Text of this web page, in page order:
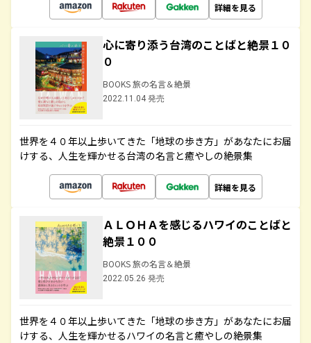
詳細を見る
心に寄り添う台湾のことばと絶景１０
０
BOOKS 旅の名言＆絶景
2022.11.04 発売
世界を４０年以上歩いてきた「地球の歩き方」があなたにお届
けする、人生を輝かせる台湾の名言と癒やしの絶景集
詳細を見る
ＡＬＯＨＡを感じるハワイのことばと
絶景１００
BOOKS 旅の名言＆絶景
2022.05.26 発売
世界を４０年以上歩いてきた「地球の歩き方」があなたにお届
けする、人生を輝かせるハワイの名言と癒やしの絶景集